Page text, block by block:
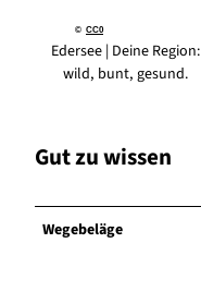
© CC0
Edersee | Deine Region:
wild, bunt, gesund.
Gut zu wissen
Wegebeläge